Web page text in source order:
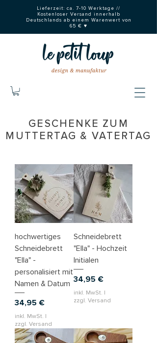
Lieferzeit: ca. 7-10 Werktage //
Kostenloser Versand innerhalb
Deutschlands ab einem Warenwert von
65 € ♥
GESCHENKE ZUM
MUTTERTAG & VATERTAG
hochwertiges
Schneidebrett
"Ella" -
personalisiert mit
Namen & Datum
Preis
34,95 €
inkl. MwSt. |
zzgl. Versand
Schneidebrett
"Ella" - Hochzeit
Initialen
Preis
34,95 €
inkl. MwSt. |
zzgl. Versand